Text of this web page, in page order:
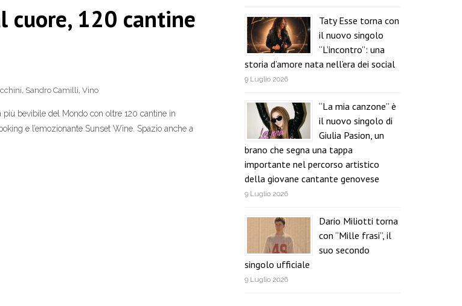
cuore, 120 cantine
, Sandro Camilli, Vino
bevibile del Mondo con oltre 120 cantine in
e l’emozionante Sunset Wine. Spazio anche a
Taty Esse torna con
il nuovo singolo
“L’incontro”: una
storia d’amore nata nell’era dei social
9 Luglio 2026
“La mia canzone” è
il nuovo singolo di
Giulia Pasion, un
brano che segna una tappa
importante nel percorso artistico
della giovane cantante genovese
9 Luglio 2026
Dario Miliotti torna
con “Mille frasi”, il
suo secondo
singolo ufficiale
9 Luglio 2026